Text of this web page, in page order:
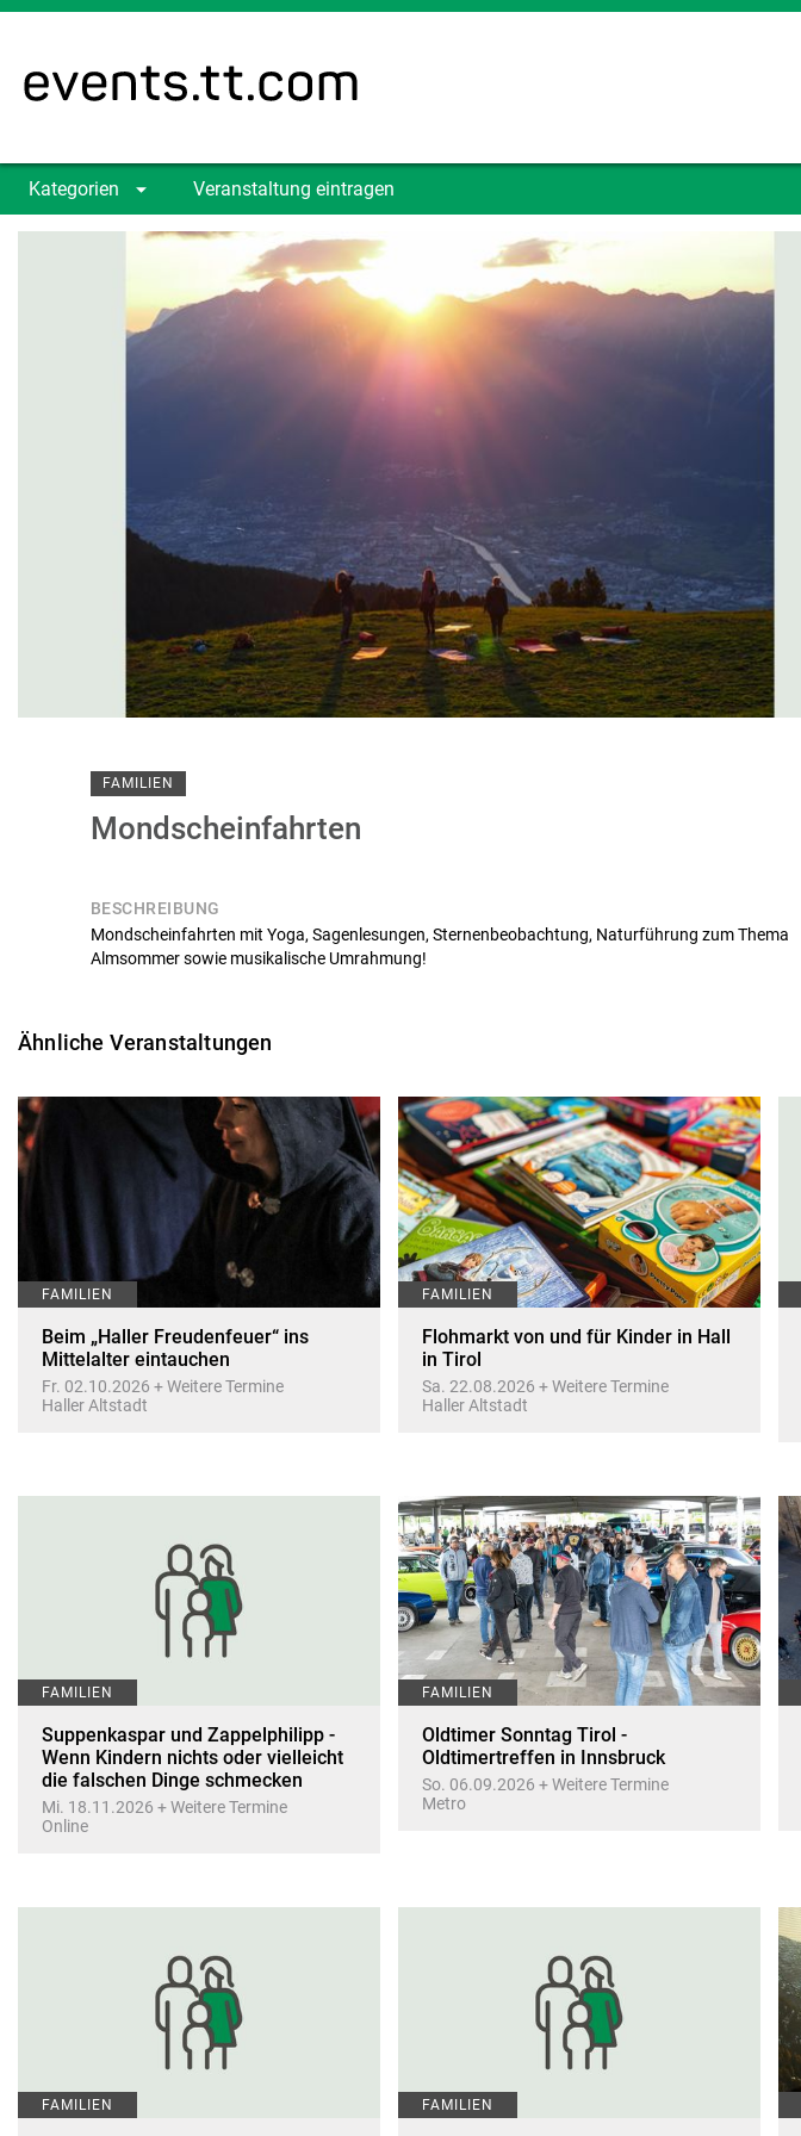
Kategorien Veranstaltung eintragen
FAMILIEN
Mondscheinfahrten
BESCHREIBUNG
Mondscheinfahrten mit Yoga, Sagenlesungen, Sternenbeobachtung, Naturführung zum Thema
Almsommer sowie musikalische Umrahmung!
Ähnliche Veranstaltungen
FAMILIEN
Beim „Haller Freudenfeuer“ ins
Mittelalter eintauchen
Fr. 02.10.2026 + Weitere Termine
Haller Altstadt
FAMILIEN
Flohmarkt von und für Kinder in Hall
in Tirol
Sa. 22.08.2026 + Weitere Termine
Haller Altstadt
FAMILIEN
Suppenkaspar und Zappelphilipp -
Wenn Kindern nichts oder vielleicht
die falschen Dinge schmecken
Mi. 18.11.2026 + Weitere Termine
Online
FAMILIEN
Oldtimer Sonntag Tirol -
Oldtimertreffen in Innsbruck
So. 06.09.2026 + Weitere Termine
Metro
FAMILIEN FAMILIEN